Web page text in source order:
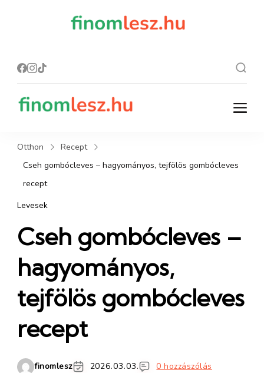
finomlesz.hu
Recept, ami finom lesz.
Otthon
Recept
Cseh gombócleves – hagyományos, tejfölös gombócleves
recept
Levesek
Cseh gombócleves –
hagyományos,
tejfölös gombócleves
recept
finomlesz 2026.03.03. 0 hozzászólás